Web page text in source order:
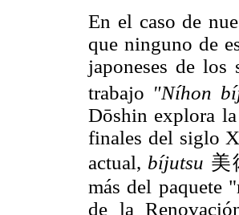
En el caso de
que ninguno de
japoneses de
trabajo "Níhon
Dōshin explora
finales del siglo
actual, bíjutsu 美
más del paquete
de la